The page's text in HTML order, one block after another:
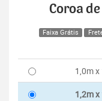
Coroa
Faixa Grátis
1,0m
1,2m